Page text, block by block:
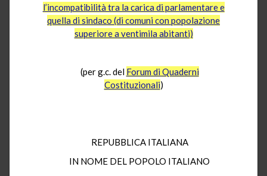
l’incompatibilità tra la carica di parlamentare e
quella di sindaco (di comuni con popolazione
superiore a ventimila abitanti)
(per g.c. del Forum di Quaderni
Costituzionali)
REPUBBLICA ITALIANA
IN NOME DEL POPOLO ITALIANO